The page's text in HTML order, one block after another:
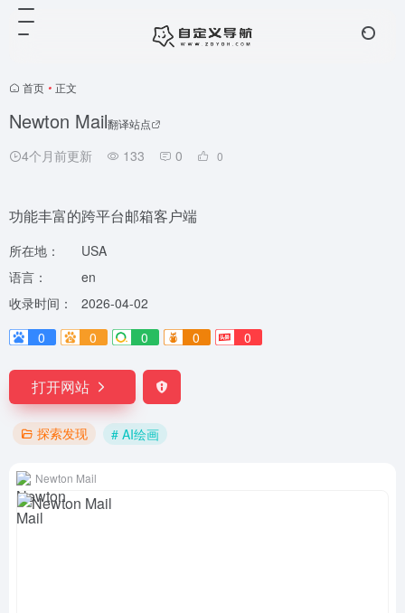
首页 • 正文
Newton Mail翻译站点
4个月前更新 133 0 0
功能丰富的跨平台邮箱客户端
所在地：
USA
语言：
en
收录时间：
2026-04-02
0
0 0 0 0
打开网站
探索发现 # AI绘画
Newton Mail